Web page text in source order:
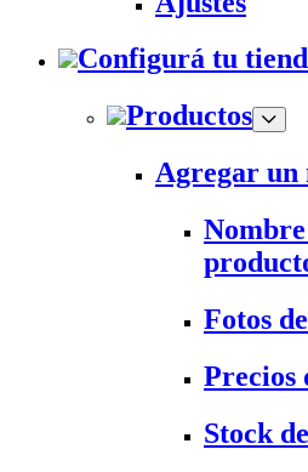
Configurá tu
Productos
Agregar un
Fotos
Precios
Stock